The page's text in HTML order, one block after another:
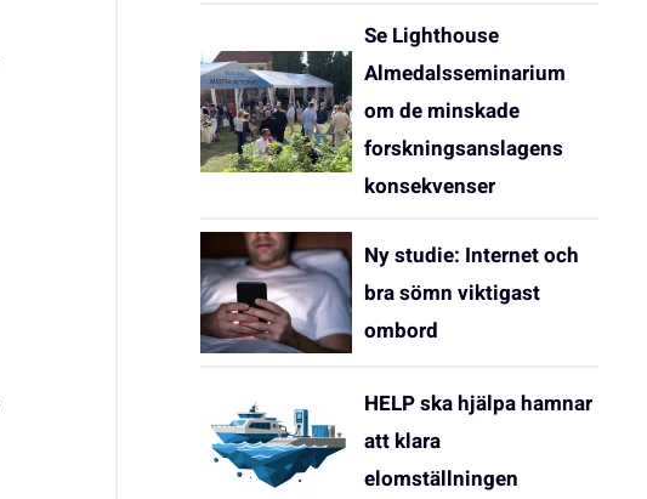
Se Lighthouse
Almedalsseminarium
om de minskade
forskningsanslagens
konsekvenser
Ny studie: Internet och
bra sömn viktigast
ombord
HELP ska hjälpa hamnar
att klara
elomställningen